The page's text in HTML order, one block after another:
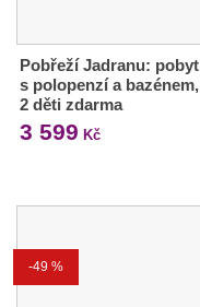
Pobřeží Jadranu: pobyt
s polopenzí a bazénem,
2 děti zdarma
3 599 Kč
-49 %